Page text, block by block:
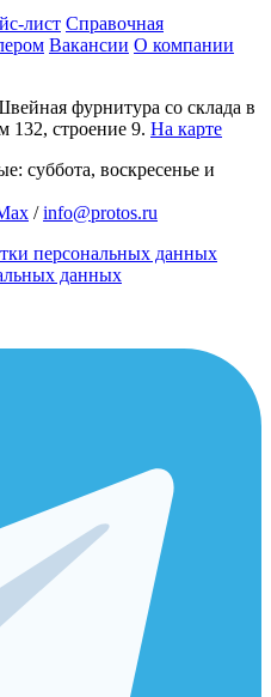
лист Справочная
Вакансии О компании
фурнитура со склада в
132, строение 9. На карте
суббота, воскресенье и
/info@protos.ru
персональных данных
данных